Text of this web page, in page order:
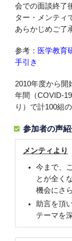
会での面談終了
ター・メンティ
あらかじめご了
参考： 医学教育
手引き
2010年度から開
年間（COVID-
り）で計100組
参加者の声
メンティより
今まで、
とが全く
機会にさ
助言を頂
テーマを